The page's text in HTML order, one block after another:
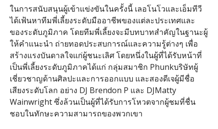
ในการสนับสนุนผู้เข้าแข่งขันในครั้งนี้ เลอโนโวและเอ็มทีวี
ได้เฟ้นหาทีมพี่เลี้ยงระดับมืออาชีพของแต่ละประเทศและ
ของระดับภูมิภาค โดยทีมพี่เลี้ยงจะมีบทบาทสำคัญในฐานะผู้
ให้คำแนะนำ ถ่ายทอดประสบการณ์และความรู้ต่างๆ เพื่อ
สร้างแรงบันดาลใจแก่ผู้ชนะเลิศ โดยหนึ่งในผู้ที่ได้รับหน้าที่
เป็นพี่เลี้ยงระดับภูมิภาคได้แก่ กลุ่มสมาชิก Phunkบริษัทผู้
เชี่ยวชาญด้านศิลปะและการออกแบบ และสองดีเจผู้มีชื่อ
เสียงระดับโลก อย่าง DJ Brendon P และ DJMatty
Wainwright ซึ่งล้วนเป็นผู้ที่ได้รับการโหวตจากผู้ชมที่ชื่น
ชอบในทักษะความสามารถของพวกเขา